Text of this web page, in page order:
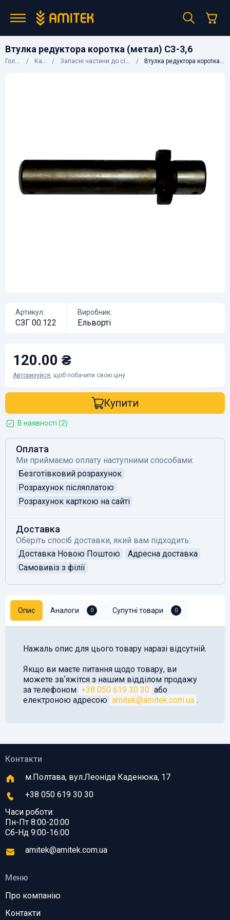
Втулка редуктора коротка (метал) СЗ-3,6
Головна Каталог Запасні частини до сільгосптехніки Втулка редуктора коротка (метал) СЗ-3,6
Артикул:
СЗГ 00.122
Виробник:
Ельворті
120.00 ₴
Авторизуйся, щоб побачити свою ціну
Купити
В наявності (2)
Оплата
Ми приймаємо оплату наступними способами:
Безготівковий розрахунок
Розрахунок післяплатою
Розрахунок карткою на сайті
Доставка
Оберіть спосіб доставки, який вам підходить:
Доставка Новою Поштою
Адресна доставка
Самовивіз з філії
Опис Аналоги 0 Супутні товари 0
Нажаль опис для цього товару наразі відсутній.
Якщо ви маєте питання щодо товару, ви
можете звʼяжітся з нашим відділом продажу
за телефоном +38 050 619 30 30 або
електроною адресою amitek@amitek.com.ua .
Меню
Про компанію
Контакти
Контакти
м.Полтава, вул.Леоніда Каденюка, 17
+38 050 619 30 30
Часи роботи:
Пн-Пт 8:00-20:00
Сб-Нд 9:00-16:00
amitek@amitek.com.ua